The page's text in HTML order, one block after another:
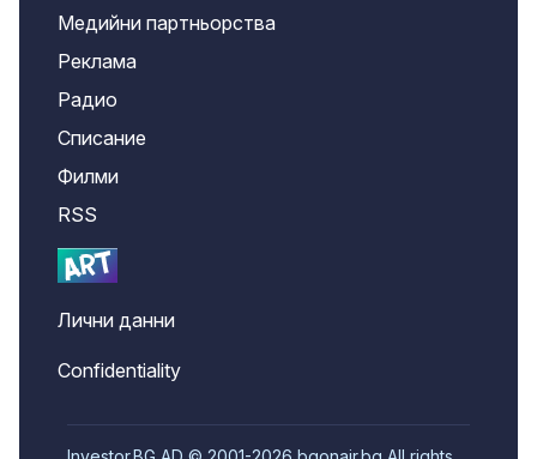
Медийни партньорства
Реклама
Радио
Списание
Филми
RSS
Лични данни
Confidentiality